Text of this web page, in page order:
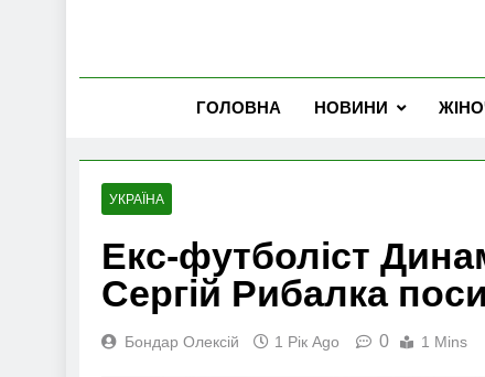
ГОЛОВНА НОВИНИ
УКРАЇНА
Екс-футболіст
Сергій Рибалка
Бондар Олексій 1 Рік Ago 0 1 Mins